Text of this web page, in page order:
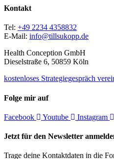
Kontakt
Tel: +49 2234 4358832
E-Mail: info@tillsukopp.de
Health Conception GmbH
Dieselstraße 6, 50859 Köln
kostenloses Strategiegespräch
Folge mir auf
Facebook Youtube Instagram
Jetzt für den Newsletter
Trage deine Kontaktdaten in die